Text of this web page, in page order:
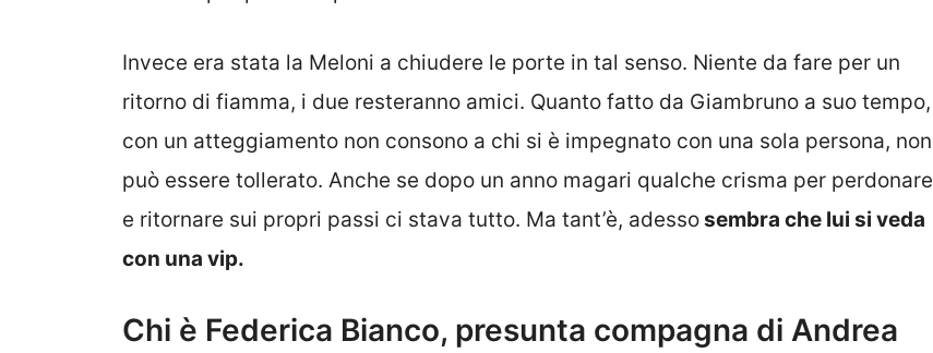
Invece era stata la Meloni a chiudere le porte in tal senso. Niente da fare per un
ritorno di fiamma, i due resteranno amici. Quanto fatto da Giambruno a suo tempo,
con un atteggiamento non consono a chi si è impegnato con una sola persona, non
può essere tollerato. Anche se dopo un anno magari qualche crisma per perdonare
e ritornare sui propri passi ci stava tutto. Ma tant’è, adessosembra che lui si veda
con una vip.
Chi è Federica Bianco, presunta compagna di Andrea